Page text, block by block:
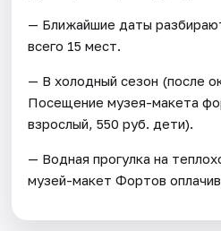
— Ближайшие даты
всего 15 мест.
— В холодный сезон (после
Посещение музея-макета
взрослый, 550 руб. дети).
— Водная прогулка на
музей-макет Фортов